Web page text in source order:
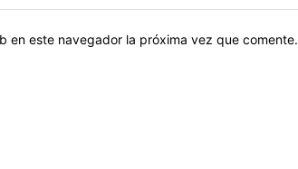
en este navegador la próxima vez que comente.